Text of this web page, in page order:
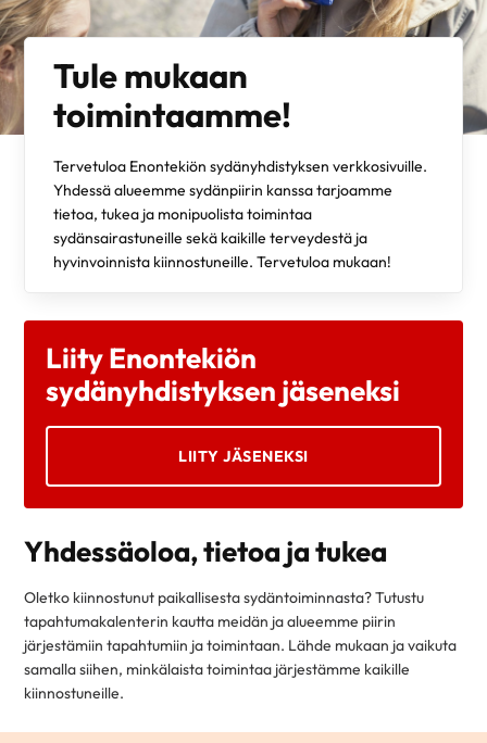
Tule mukaan
toimintaamme!
Tervetuloa Enontekiön sydänyhdistyksen verkkosivuille.
Yhdessä alueemme sydänpiirin kanssa tarjoamme
tietoa, tukea ja monipuolista toimintaa
sydänsairastuneille sekä kaikille terveydestä ja
hyvinvoinnista kiinnostuneille. Tervetuloa mukaan!
Liity Enontekiön
sydänyhdistyksen jäseneksi
LIITY JÄSENEKSI
Yhdessäoloa, tietoa ja tukea
Oletko kiinnostunut paikallisesta sydäntoiminnasta? Tutustu
tapahtumakalenterin kautta meidän ja alueemme piirin
järjestämiin tapahtumiin ja toimintaan. Lähde mukaan ja vaikuta
samalla siihen, minkälaista toimintaa järjestämme kaikille
kiinnostuneille.